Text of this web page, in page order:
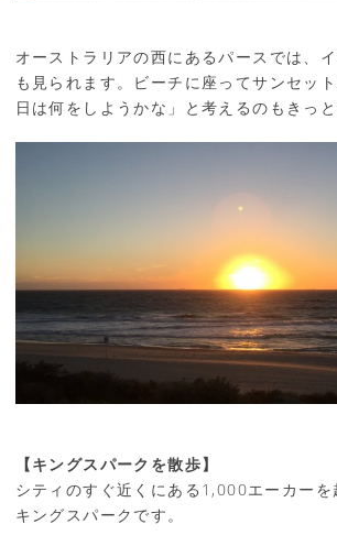
オーストラリアの西にあるパースでは、
も見られます。ビーチに座ってサンセッ
日は何をしようかな」と考えるのもきっと
【キングスパークを散歩】
シティのすぐ近くにある1,000エーカー
キングスパークです。